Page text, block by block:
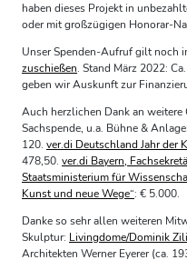
haben dieses Projekt in
oder mit großzügigen Honorar-
Unser Spenden-Aufruf gilt noch
zuschießen. Stand März 2022:
geben wir Auskunft zur
Auch herzlichen Dank an weitere
Sachspende, u.a. Bühne & Anlage:
120. ver.di Deutschland Jahr der
478,50. ver.di Bayern,
Staatsministerium für
Kunst und neue Wege“: € 5.000.
Danke so sehr allen weiteren
Skulptur: Livingdome/Dominik
Architekten Werner Eyerer (ca.